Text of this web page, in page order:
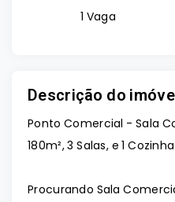
1 Vaga
Descrição do
Ponto Comercial - Sala
180m², 3 Salas, e 1
Procurando Sala